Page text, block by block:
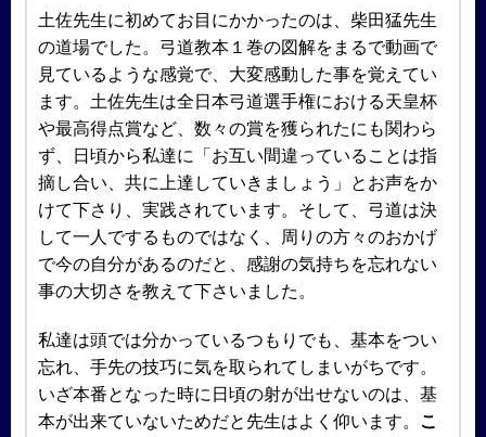
土佐先生に初めてお目にかかったのは、柴田猛先生
の道場でした。弓道教本１巻の図解をまるで動画で
見ているような感覚で、大変感動した事を覚えてい
ます。土佐先生は全日本弓道選手権における天皇杯
や最高得点賞など、数々の賞を獲られたにも関わら
ず、日頃から私達に「お互い間違っていることは指
摘し合い、共に上達していきましょう」とお声をか
けて下さり、実践されています。そして、弓道は決
して一人でするものではなく、周りの方々のおかげ
で今の自分があるのだと、感謝の気持ちを忘れない
事の大切さを教えて下さいました。
私達は頭では分かっているつもりでも、基本をつい
忘れ、手先の技巧に気を取られてしまいがちです。
いざ本番となった時に日頃の射が出せないのは、基
本が出来ていないためだと先生はよく仰います。 こ